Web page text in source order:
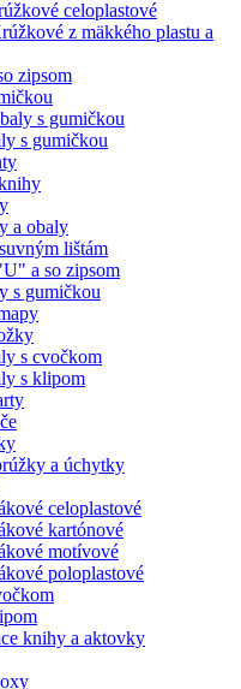
celoplastové
z mäkkého plastu a
zipsom
s gumičkou
s gumičkou
a obaly
lištám
a so zipsom
s gumičkou
s cvočkom
s klipom
a úchytky
celoplastové
kartónové
motívové
poloplastové
knihy a aktovky